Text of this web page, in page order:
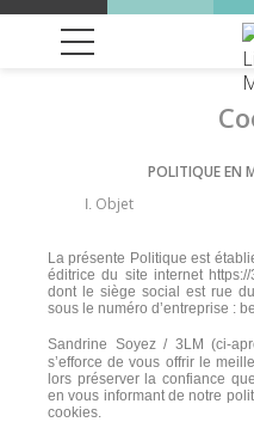
POLITIQUE EN
Objet
La présente Politique est
éditrice du site internet
dont le siège social est rue
sous le numéro d’entreprise :
Sandrine Soyez / 3LM (ci-
s’efforce de vous offrir le
lors préserver la confiance
en vous informant de notre
cookies.